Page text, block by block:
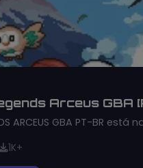
Arceus GBA
ARCEUS GBA PT-BR está
1K+